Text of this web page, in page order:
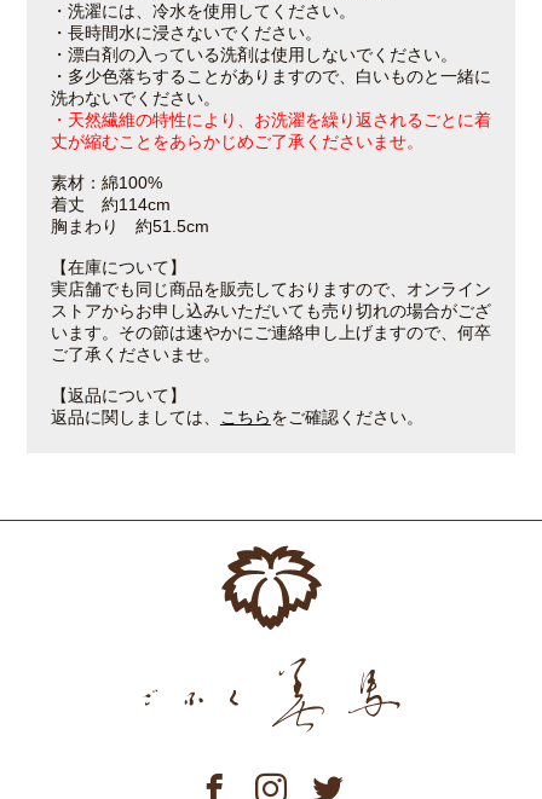
・洗濯には、冷水を使用してください。
・長時間水に浸さないでください。
・漂白剤の入っている洗剤は使用しないでください。
・多少色落ちすることがありますので、白いものと一緒に
洗わないでください。
・天然繊維の特性により、お洗濯を繰り返されるごとに着
丈が縮むことをあらかじめご了承くださいませ。
素材：綿100%
着丈 約114cm
胸まわり 約51.5cm
【在庫について】
実店舗でも同じ商品を販売しておりますので、オンライン
ストアからお申し込みいただいても売り切れの場合がござ
います。その節は速やかにご連絡申し上げますので、何卒
ご了承くださいませ。
【返品について】
返品に関しましては、
こちらをご確認ください。